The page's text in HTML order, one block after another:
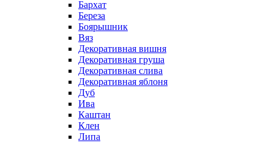
Бархат
Береза
Боярышник
Вяз
Декоративная вишня
Декоративная груша
Декоративная слива
Декоративная яблоня
Дуб
Ива
Каштан
Клен
Липа